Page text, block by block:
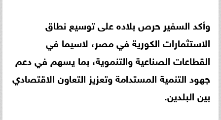
وأكد السفير حرص بلاده على توسيع نطاق
الاستثمارات الكورية في مصر، لاسيما في
القطاعات الصناعية والتنموية، بما يسهم في دعم
جهود التنمية المستدامة وتعزيز التعاون الاقتصادي
بين البلدين.